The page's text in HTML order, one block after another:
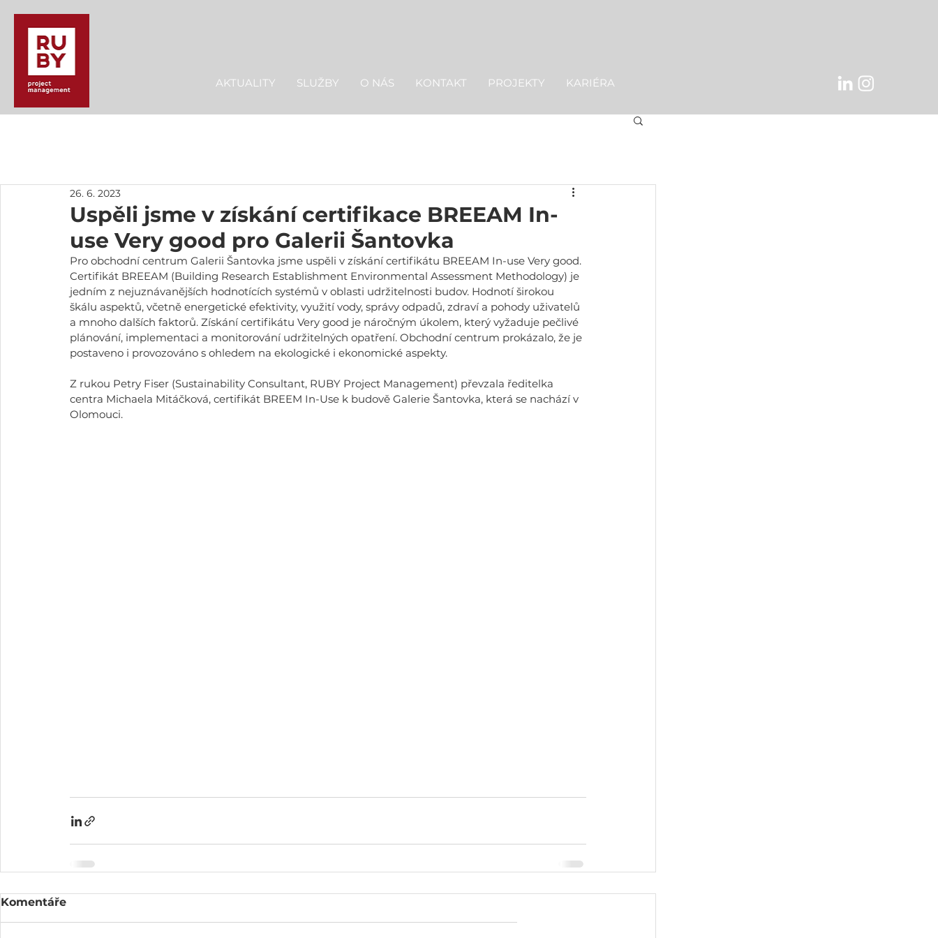
AKTUALITY SLUŽBY O NÁS KONTAKT PROJEKTY KARIÉRA
Uspěli jsme v získání certifikace BREEAM In-
use Very good pro Galerii Šantovka
26. 6. 2023
Pro obchodní centrum Galerii Šantovka jsme uspěli v získání certifikátu BREEAM In-use Very good.
Certifikát BREEAM (Building Research Establishment Environmental Assessment Methodology) je
jedním z nejuznávanějších hodnotících systémů v oblasti udržitelnosti budov. Hodnotí širokou
škálu aspektů, včetně energetické efektivity, využití vody, správy odpadů, zdraví a pohody uživatelů
a mnoho dalších faktorů. Získání certifikátu Very good je náročným úkolem, který vyžaduje pečlivé
plánování, implementaci a monitorování udržitelných opatření. Obchodní centrum prokázalo, že je
postaveno i provozováno s ohledem na ekologické i ekonomické aspekty.
Z rukou Petry Fiser (Sustainability Consultant, RUBY Project Management) převzala ředitelka
centra Michaela Mitáčková, certifikát BREEM In-Use k budově Galerie Šantovka, která se nachází v
Olomouci.
Komentáře